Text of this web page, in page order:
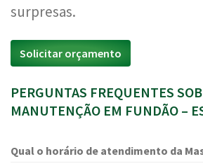
surpresas.
Solicitar orçamento
PERGUNTAS FREQUENTES
MANUTENÇÃO EM FUNDÃO –
Qual o horário de atendimento da